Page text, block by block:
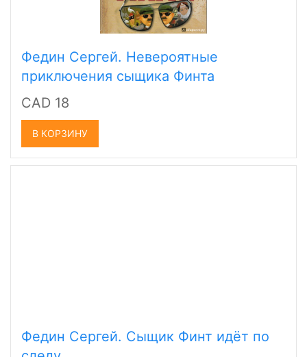
Федин Сергей. Невероятные
приключения сыщика Финта
CAD 18
В КОРЗИНУ
Федин Сергей. Сыщик Финт идёт по